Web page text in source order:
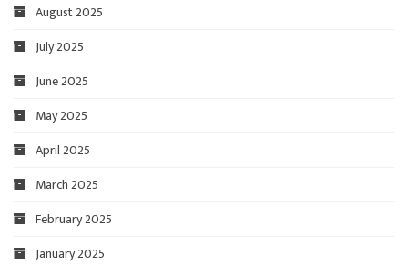
August 2025
July 2025
June 2025
May 2025
April 2025
March 2025
February 2025
January 2025